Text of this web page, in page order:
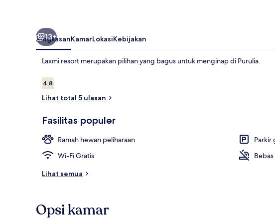
Bagian depan properti
13+
RingkasanKamarLokasiKebijakan
Laxmi resort merupakan pilihan yang bagus untuk menginap di Purulia.
Ulasan
4,84,8 dari 10
Lihat total 5 ulasan
Fasilitas populer
Ramah hewan peliharaan
Parkir
Wi-Fi Gratis
Lihat semua
Opsi kamar